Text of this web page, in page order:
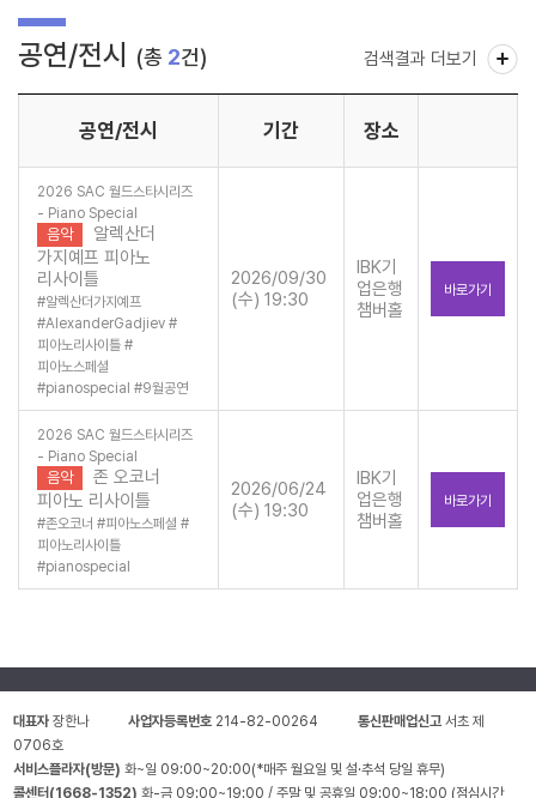
공연/전시 (총 2건) 검색결과 더보기
공연/전시 기간 장소
2026 SAC 월드스타시리즈
- Piano Special
음악
알렉산더
가지예프 피아노
리사이틀
#알렉산더가지예프
#AlexanderGadjiev #
피아노리사이틀 #
피아노스페셜
#pianospecial #9월공연
2026/09/30
(수) 19:30
IBK기
업은행
챔버홀
바로가기
2026 SAC 월드스타시리즈
- Piano Special
음악
존 오코너
피아노 리사이틀
#존오코너 #피아노스페셜 #
피아노리사이틀
#pianospecial
2026/06/24
(수) 19:30
IBK기
업은행
챔버홀
바로가기
대표자장한나 사업자등록번호 214-82-00264 통신판매업신고서초 제
0706호
서비스플라자(방문)화~일 09:00~20:00(*매주 월요일 및 설·추석 당일 휴무)
콜센터(1668-1352)화-금 09:00~19:00 / 주말 및 공휴일 09:00~18:00 (점심시간